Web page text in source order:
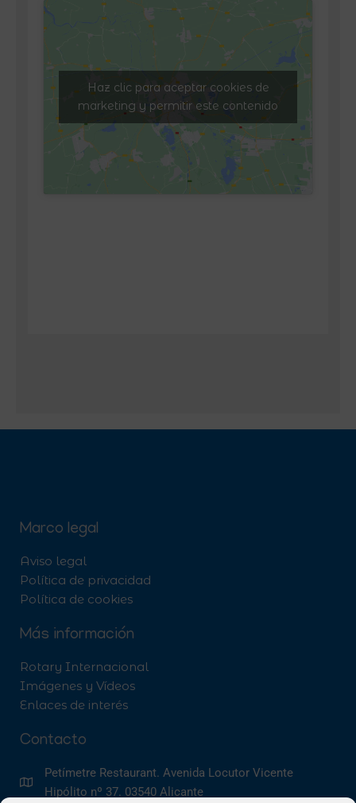
Haz clic para aceptar cookies de
marketing y permitir este contenido
Marco legal
Aviso legal
Política de privacidad
Política de cookies
Más información
Rotary Internacional
Imágenes y Vídeos
Enlaces de interés
Contacto
Petímetre Restaurant. Avenida Locutor Vicente
Hipólito nº 37. 03540 Alicante